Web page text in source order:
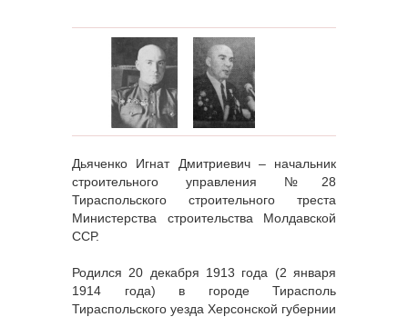
Дьяченко Игнат Дмитриевич – начальник
строительного управления №28
Тираспольского строительного треста
Министерства строительства Молдавской
ССР.
Родился 20 декабря 1913 года (2 января
1914 года) в городе Тирасполь
Тираспольского уезда Херсонской губернии